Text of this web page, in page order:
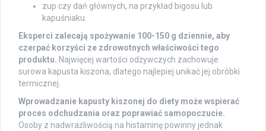
zup czy dań głównych, na przykład bigosu lub
kapuśniaku.
Eksperci zalecają spożywanie 100-150 g dziennie, aby
czerpać korzyści ze zdrowotnych właściwości tego
produktu. Najwięcej wartości odżywczych zachowuje
surowa kapusta kiszona, dlatego najlepiej unikać jej obróbki
termicznej.
Wprowadzanie kapusty kiszonej do diety może wspierać
proces odchudzania oraz poprawiać samopoczucie.
Osoby z nadwrażliwością na histaminę powinny jednak